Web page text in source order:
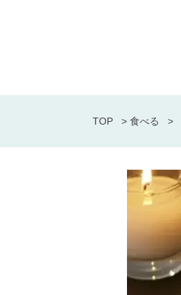
TOP > 食べる >